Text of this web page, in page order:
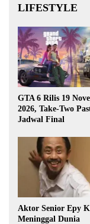
LIFESTYLE
GTA 6 Rilis 19
2026, Take-Two
Jadwal Final
Aktor Senior Epy
Meninggal Dunia